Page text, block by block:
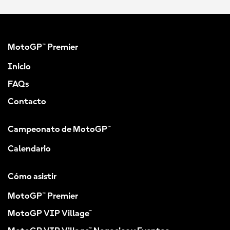
MotoGP™ Premier
Inicio
FAQs
Contacto
Campeonato de MotoGP™
Calendario
Cómo asistir
MotoGP™ Premier
MotoGP VIP Village™